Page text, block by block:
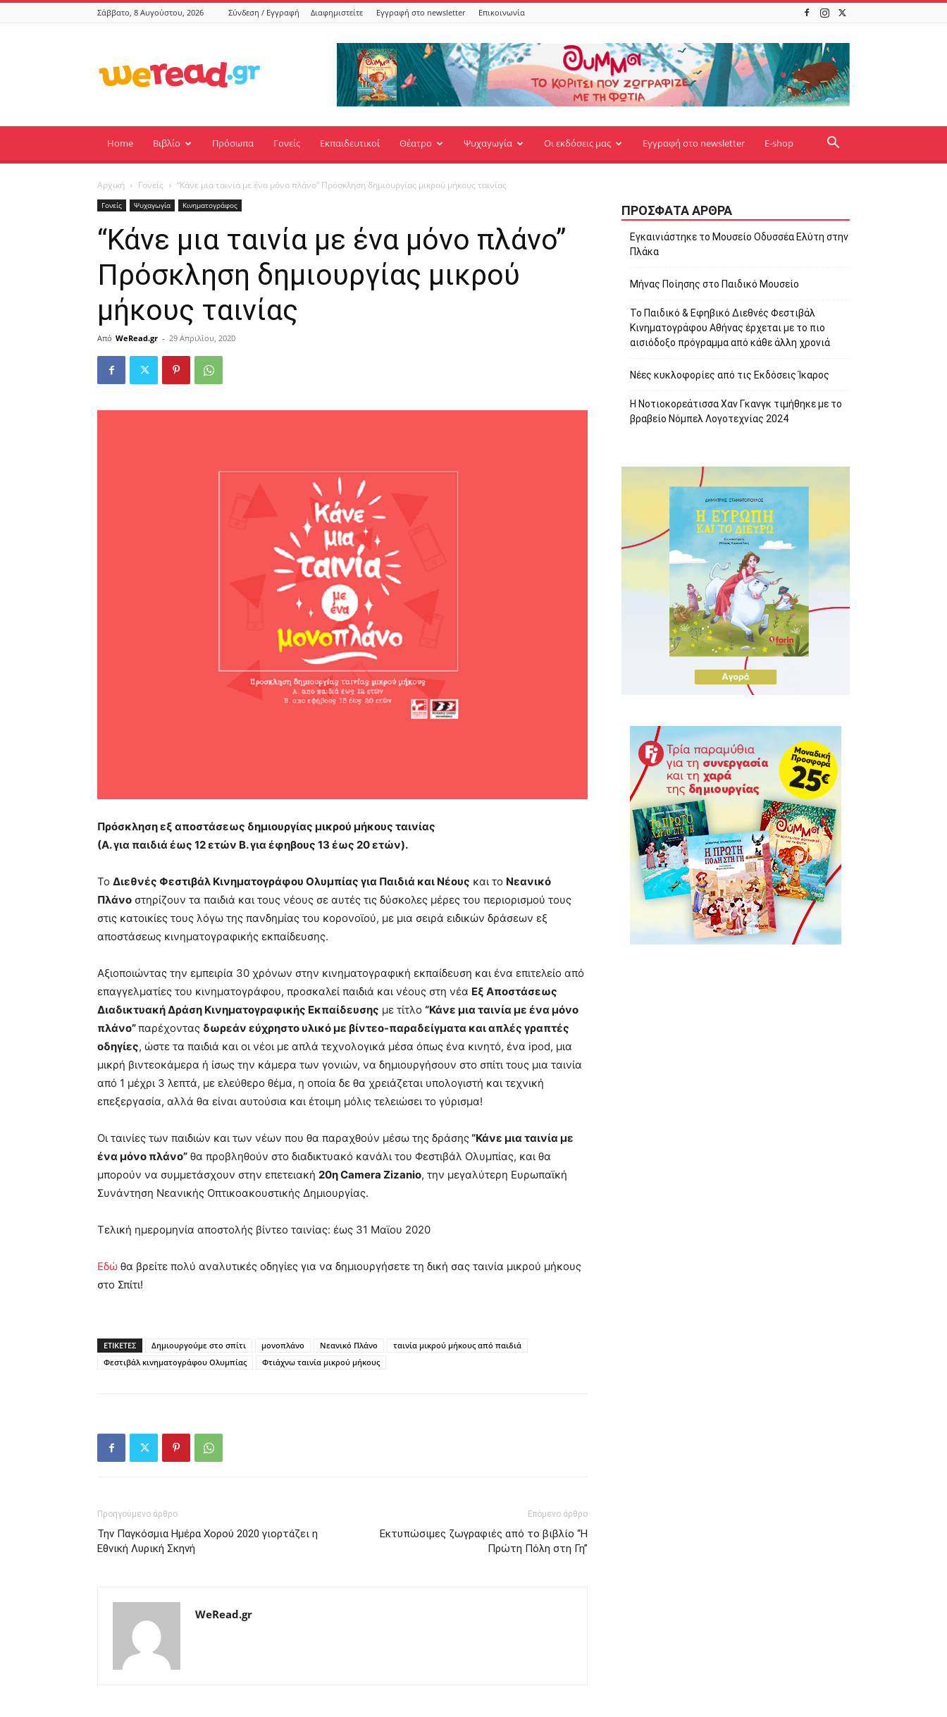
Σάββατο, 8 Αυγούστου, 2026 Σύνδεση / Εγγραφή Διαφημιστείτε Εγγραφή στο newsletter Επικοινωνία
Home Βιβλίο Πρόσωπα Γονείς Εκπαιδευτικοί Θέατρο Ψυχαγωγία Οι εκδόσεις μας Εγγραφή στο newsletter E-shop
Αρχική Γονείς “Κάνε μια ταινία με ένα μόνο πλάνο” Πρόσκληση δημιουργίας μικρού μήκους ταινίας
Γονείς Ψυχαγωγία Κινηματογράφος
“Κάνε μια ταινία με ένα μόνο πλάνο”
Πρόσκληση δημιουργίας μικρού
μήκους ταινίας
Από WeRead.gr - 29 Απριλίου, 2020
Πρόσκληση εξ αποστάσεως δημιουργίας μικρού μήκους ταινίας
(Α. για παιδιά έως 12 ετών Β. για έφηβους 13 έως 20 ετών).
Το Διεθνές Φεστιβάλ Κινηματογράφου Ολυμπίας για Παιδιά και Νέους και το Νεανικό
Πλάνο στηρίζουν τα παιδιά και τους νέους σε αυτές τις δύσκολες μέρες του περιορισμού τους
στις κατοικίες τους λόγω της πανδημίας του κορονοϊού, με μια σειρά ειδικών δράσεων εξ
αποστάσεως κινηματογραφικής εκπαίδευσης.
Αξιοποιώντας την εμπειρία 30 χρόνων στην κινηματογραφική εκπαίδευση και ένα επιτελείο από
επαγγελματίες του κινηματογράφου, προσκαλεί παιδιά και νέους στη νέα Εξ Αποστάσεως
Διαδικτυακή Δράση Κινηματογραφικής Εκπαίδευσης με τίτλο “Κάνε μια ταινία με ένα μόνο
πλάνο”παρέχοντας δωρεάν εύχρηστο υλικό με βίντεο-παραδείγματα και απλές γραπτές
οδηγίες, ώστε τα παιδιά και οι νέοι με απλά τεχνολογικά μέσα όπως ένα κινητό, ένα ipod, μια
μικρή βιντεοκάμερα ή ίσως την κάμερα των γονιών, να δημιουργήσουν στο σπίτι τους μια ταινία
από 1 μέχρι 3 λεπτά, με ελεύθερο θέμα, η οποία δε θα χρειάζεται υπολογιστή και τεχνική
επεξεργασία, αλλά θα είναι αυτούσια και έτοιμη μόλις τελειώσει το γύρισμα!
Οι ταινίες των παιδιών και των νέων που θα παραχθούν μέσω της δράσης“Κάνε μια ταινία με
ένα μόνο πλάνο” θα προβληθούν στο διαδικτυακό κανάλι του Φεστιβάλ Ολυμπίας, και θα
μπορούν να συμμετάσχουν στην επετειακή 20η Camera Zizanio, την μεγαλύτερη Ευρωπαϊκή
Συνάντηση Νεανικής Οπτικοακουστικής Δημιουργίας.
Τελική ημερομηνία αποστολής βίντεο ταινίας: έως 31 Μαϊου 2020
Εδώ θα βρείτε πολύ αναλυτικές οδηγίες για να δημιουργήσετε τη δική σας ταινία μικρού μήκους
στο Σπίτι!
ΕΤΙΚΕΤΕΣ Δημιουργούμε στο σπίτι μονοπλάνο Νεανικό Πλάνο
ταινία μικρού μήκους από παιδιά
Φεστιβάλ κινηματογράφου Ολυμπίας
Φτιάχνω ταινία μικρού μήκους
Προηγούμενο άρθρο
Την Παγκόσμια Ημέρα Χορού 2020 γιορτάζει η
Εθνική Λυρική Σκηνή
Επόμενο άρθρο
Εκτυπώσιμες ζωγραφιές από το βιβλίο “Η
Πρώτη Πόλη στη Γη”
WeRead.gr
ΠΡΌΣΦΑΤΑ ΆΡΘΡΑ
Εγκαινιάστηκε το Μουσείο Οδυσσέα Ελύτη στην
Πλάκα
Μήνας Ποίησης στο Παιδικό Μουσείο
Το Παιδικό & Εφηβικό Διεθνές Φεστιβάλ
Κινηματογράφου Αθήνας έρχεται με το πιο
αισιόδοξο πρόγραμμα από κάθε άλλη χρονιά
Νέες κυκλοφορίες από τις Εκδόσεις Ίκαρος
Η Νοτιοκορεάτισσα Χαν Γκανγκ τιμήθηκε με το
βραβείο Νόμπελ Λογοτεχνίας 2024